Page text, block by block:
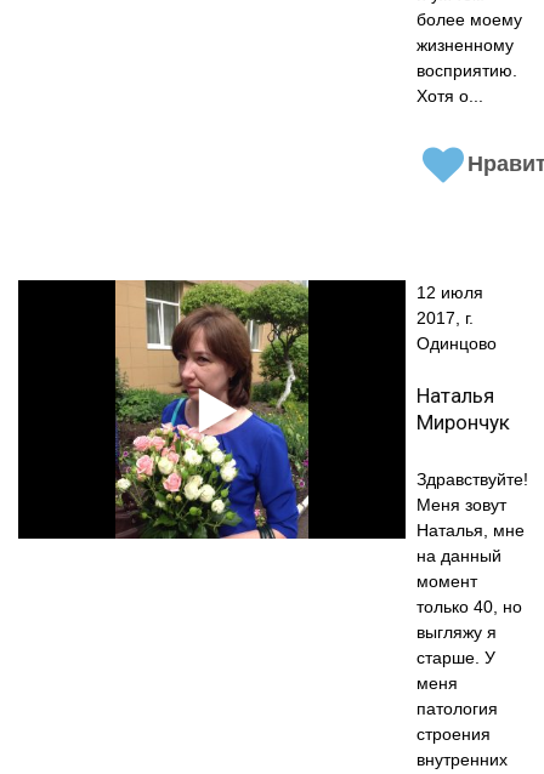
более моему
жизненному
восприятию.
Хотя о...
12 июля
2017, г.
Одинцово
Наталья
Мирончук
Здравствуйте!
Меня зовут
Наталья, мне
на данный
момент
только 40, но
выгляжу я
старше. У
меня
патология
строения
внутренних